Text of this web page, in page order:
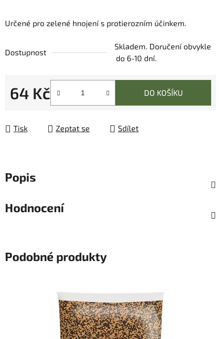
Určené pro zelené hnojení s protierozním účinkem.
Dostupnost
Skladem. Doručení obvykle
do 6-10 dní.
64 Kč
Měrná cena:
DO KOŠÍKU
Tisk Zeptat se Sdílet
Popis
Hodnocení
Podobné produkty